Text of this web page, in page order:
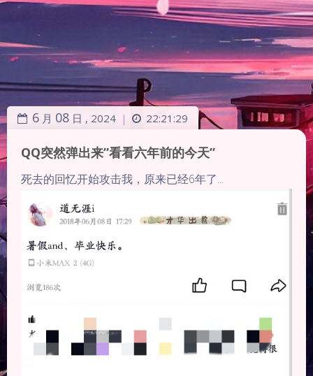
6 月 08 日 , 2024 | 22:21:29
QQ突然弹出来”看看六年前的今天”
死去的回忆开始攻击我，原来已经6年了...